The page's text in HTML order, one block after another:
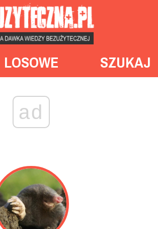
LOSOWE SZUKAJ
ad